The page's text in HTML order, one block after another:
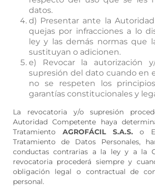
datos.
d) Presentar ante la
quejas por infracciones a lo
ley y las demás normas que
sustituyan o adicionen.
e) Revocar la autorización
supresión del dato cuando en
no se respeten los
garantías constitucionales y
La revocatoria y/o supresión
Autoridad Competente haya
Tratamiento AGROFÁCIL S.A.S. o
Tratamiento de Datos Personales,
conductas contrarias a la ley y a la
revocatoria procederá siempre y
obligación legal o contractual de
personal.